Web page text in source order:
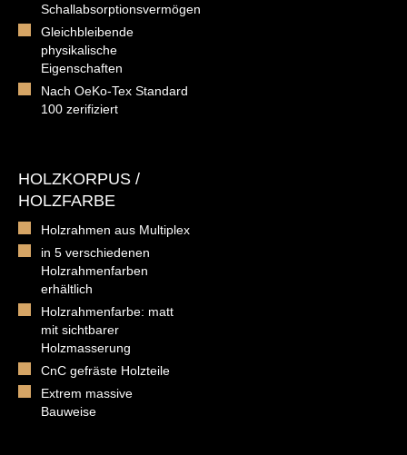
Schallabsorptionsvermögen
Gleichbleibende
physikalische
Eigenschaften
Nach OeKo-Tex Standard
100 zerifiziert
HOLZKORPUS /
HOLZFARBE
Holzrahmen aus Multiplex
in 5 verschiedenen
Holzrahmenfarben
erhältlich
Holzrahmenfarbe: matt
mit sichtbarer
Holzmasserung
CnC gefräste Holzteile
Extrem massive
Bauweise